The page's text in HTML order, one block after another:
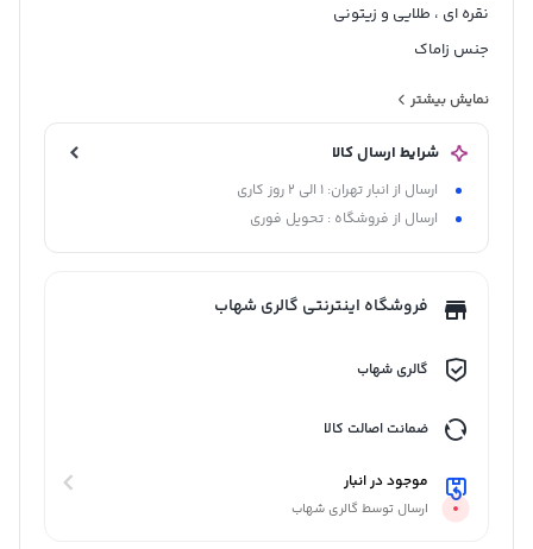
نقره ای ، طلایی و زیتونی
جنس زاماک
نمایش بیشتر
شرایط ارسال کالا
ارسال از انبار تهران: 1 الی 2 روز کاری
ارسال از فروشگاه : تحویل فوری
فروشگاه اینترنتی گالری شهاب
گالری شهاب
ضمانت اصالت کالا
موجود در انبار
ارسال توسط گالری شهاب